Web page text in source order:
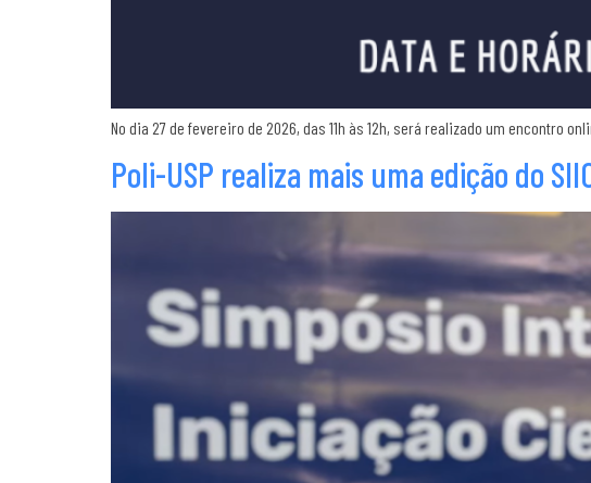
No dia 27 de fevereiro de 2026, das 11h às 12h, será realizado um encontro
Poli-USP realiza mais uma edição do